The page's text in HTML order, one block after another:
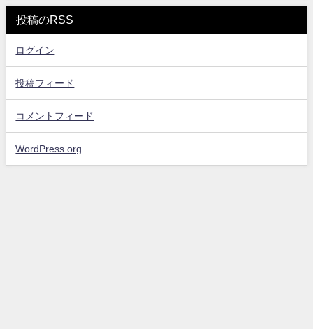
投稿のRSS
ログイン
投稿フィード
コメントフィード
WordPress.org